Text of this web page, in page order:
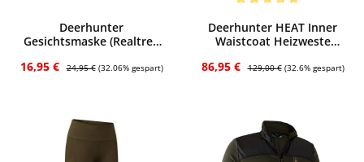
Deerhunter
Gesichtsmaske (Realtree
Verkaufspreis:
16,95 € 24,95 € (32.06% gespart)
Bewerten
Deerhunter HEAT Inner
Waistcoat Heizweste
Verkaufspreis:
86,95 € 129,00 € (32.6% gespart)